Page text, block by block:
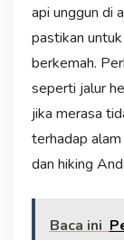
api unggun di
pastikan
berkemah.
seperti jalur
jika merasa
terhadap
dan hiking
Baca ini